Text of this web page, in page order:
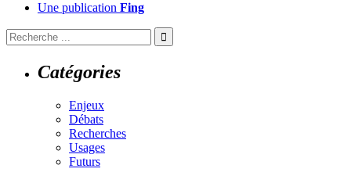
Une publication Fing
Catégories
Enjeux
Débats
Recherches
Usages
Futurs